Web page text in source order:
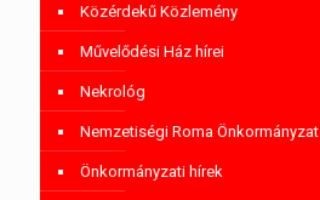
Közérdekű Közlemény
Művelődési Ház hírei
Nekrológ
Nemzetiségi Roma Önkormányzat
Önkormányzati hírek